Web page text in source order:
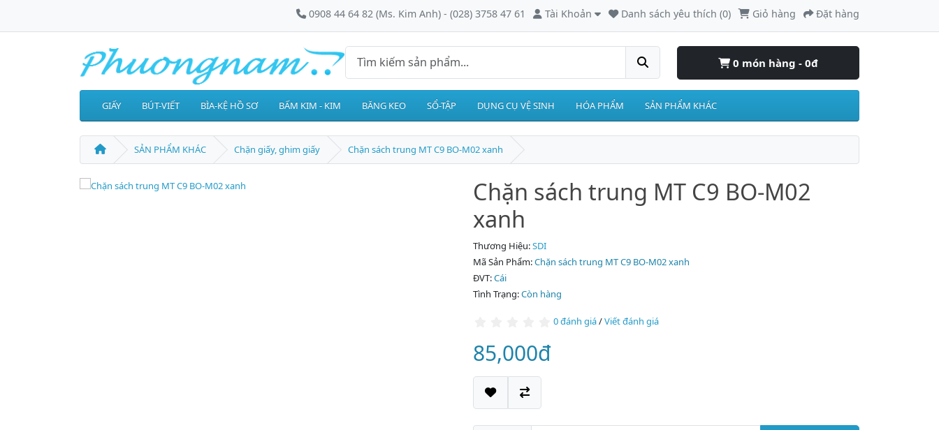
0908 44 64 82 (Ms. Kim Anh) - (028) 3758 47 61 Tài Khoản Danh sách yêu thích (0) Giỏ hàng Đặt hàng
0 món hàng - 0đ
GIẤY BÚT-VIẾT BÌA-KỆ HỒ SƠ BẤM KIM - KIM BĂNG KEO SỔ-TẬP DỤNG CỤ VỆ SINH HÓA PHẨM SẢN PHẨM KHÁC
SẢN PHẨM KHÁC Chặn giấy, ghim giấy Chặn sách trung MT C9 BO-M02 xanh
Chặn sách trung MT C9 BO-M02
xanh
Thương Hiệu:SDI
Mã Sản Phẩm:Chặn sách trung MT C9 BO-M02 xanh
ĐVT:Cái
Tình Trạng:Còn hàng
0 đánh giá/Viết đánh giá
85,000đ